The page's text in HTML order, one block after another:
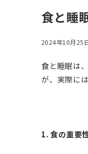
食と睡
2024年10月25
食と睡眠は
が、実際に
1. 食の重要